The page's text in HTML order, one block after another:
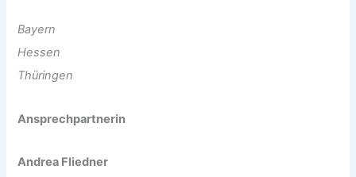
Bayern
Hessen
Thüringen
Ansprechpartnerin
Andrea Fliedner